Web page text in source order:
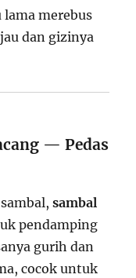
lama merebus
dan gizinya
— Pedas
sambal
pendamping
gurih dan
cocok untuk